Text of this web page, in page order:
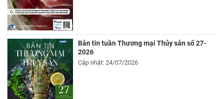
Bản tin tuần Thương mại Thủy sản số 27-
2026
Cập nhật: 24/07/2026